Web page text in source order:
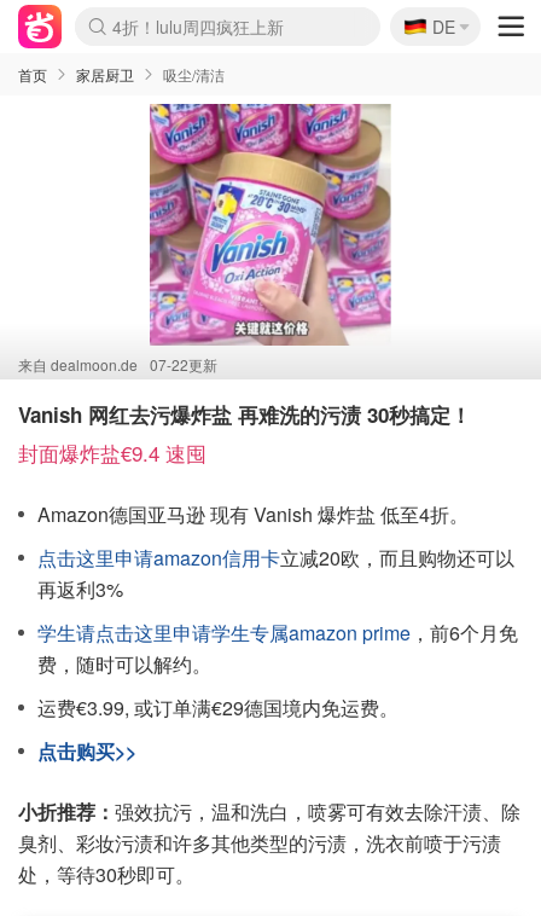
Boticinal 夏促开抢！
4折！lulu周四疯狂上新
还没结束！&OtherStories大促
Joybuy变相75折 随时失效
速领！Stanley独家85折
疑似霸哥！Camper额外叠85折
Zalando 奥莱闪促！每日更新
Moncler反季囤！5折起+叠9折
Coach Brooklyn仅€192
🇩🇪
DE
首页 家居厨卫 吸尘/清洁
来自 dealmoon.de 07-22更新
Vanish 网红去污爆炸盐 再难洗的污渍 30秒搞定！
封面爆炸盐€9.4 速囤
Amazon德国亚马逊 现有 Vanish 爆炸盐 低至4折。
点击这里申请amazon信用卡立减20欧，而且购物还可以
再返利3%
学生请点击这里申请学生专属amazon prime ，前6个月免
费，随时可以解约。
运费€3.99, 或订单满€29德国境内免运费。
点击购买>>
小折推荐： 强效抗污，温和洗白，喷雾可有效去除汗渍、除
臭剂、彩妆污渍和许多其他类型的污渍，洗衣前喷于污渍
处，等待30秒即可。